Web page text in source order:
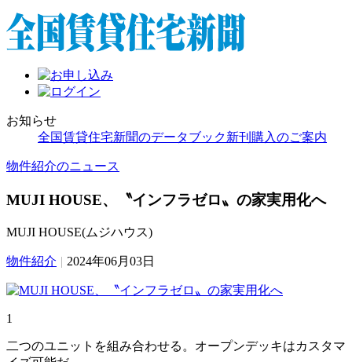
お知らせ
全国賃貸住宅新聞のデータブック新刊購入のご案内
物件紹介のニュース
MUJI HOUSE、〝インフラゼロ〟の家実用化へ
MUJI HOUSE(ムジハウス)
物件紹介 | 2024年06月03日
1
二つのユニットを組み合わせる。オープンデッキはカスタマ